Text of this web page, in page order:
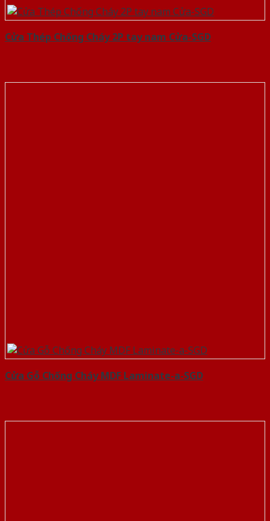
Cửa Thép Chống Cháy 2P tay nam Cửa-SGD
Cửa Gỗ Chống Cháy MDF Laminate-a-SGD